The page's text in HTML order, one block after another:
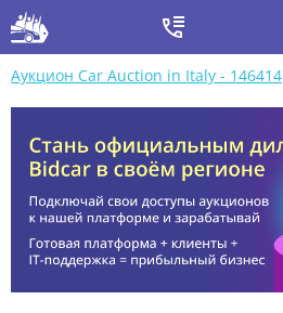
Аукцион Car Auction in Italy - 146414